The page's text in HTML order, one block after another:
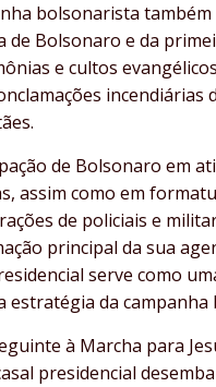
bolsonarista
de Bolsonaro e da
e cultos
incendiárias
de Bolsonaro em
assim como em
de policiais e
principal da sua
serve como
estratégia da
à Marcha para
presidencial